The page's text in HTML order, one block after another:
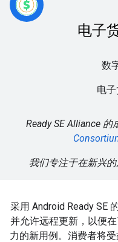
电子
数
电
Ready SE Alliance 的
我们专注于在新兴的
采用 Android Ready SE
并允许远程更新，以便
力的新用例。消费者将